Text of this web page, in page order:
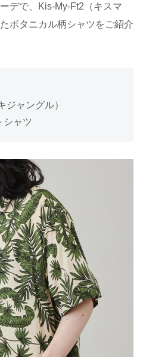
デで、Kis-My-Ft2（キスマ
ボタニカル柄シャツをご紹介
ジャングル）
シャツ